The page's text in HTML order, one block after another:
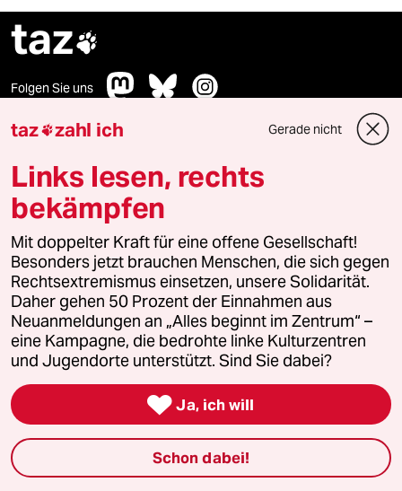
taz
Folgen Sie uns
Ressorts
Politik
Öko
Gesellschaft
Kultur
Sport
Berlin
Nord
taz zahl ich Gerade nicht
Links lesen, rechts
bekämpfen
Mit doppelter Kraft für eine offene Gesellschaft!
Besonders jetzt brauchen Menschen, die sich gegen
Rechtsextremismus einsetzen, unsere Solidarität.
Daher gehen 50 Prozent der Einnahmen aus
Neuanmeldungen an „Alles beginnt im Zentrum“ –
eine Kampagne, die bedrohte linke Kulturzentren
und Jugendorte unterstützt. Sind Sie dabei?
 Ja, ich will
Schon dabei!